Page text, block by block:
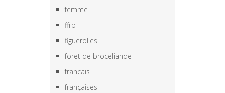
femme
ffrp
figuerolles
foret de broceliande
francais
françaises